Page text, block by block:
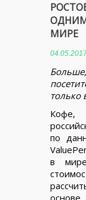
МИРЕ
только
Кофе,
по
в